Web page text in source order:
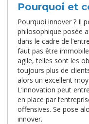
Pourquoi et
Pourquoi innover ? Il
philosophique posée
dans le cadre de
faut pas être
agile, telles sont les
toujours plus de
alors un excellent
L’innovation peut
en place par
offensives. Se pose
innover.